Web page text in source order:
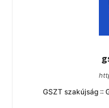
GSZT szakújság ::